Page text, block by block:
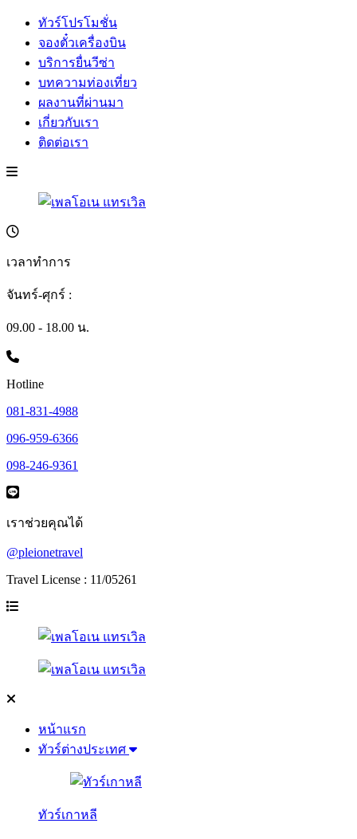
ทัวร์โปรโมชั่น
จองตั๋วเครื่องบิน
บริการยื่นวีซ่า
บทความท่องเที่ยว
ผลงานที่ผ่านมา
เกี่ยวกับเรา
ติดต่อเรา
เวลาทำการ
จันทร์-ศุกร์ :
09.00 - 18.00 น.
Hotline
081-831-4988
096-959-6366
098-246-9361
เราช่วยคุณได้
@pleionetravel
Travel License : 11/05261
หน้าแรก
ทัวร์ต่างประเทศ
ทัวร์เกาหลี